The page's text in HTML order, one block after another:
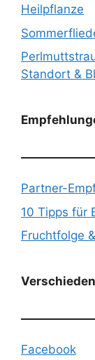
Heilpflanze
Standort &
Partner-
10 Tipps für
Fruchtfolge
Facebook